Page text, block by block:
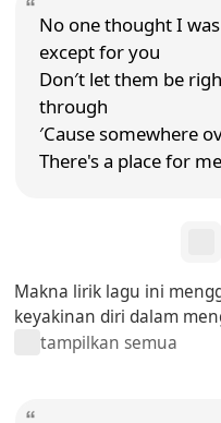
No one thought I
except for you
Don′t let them be
through
′Cause somewhere
There's a place for
Makna lirik lagu ini
keyakinan diri dalam
tampilkan semua